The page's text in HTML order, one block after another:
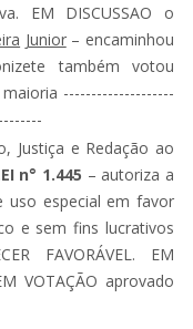
EM DISCUSSAO o
Junior– encaminhou
também votou
--------------------
Justiça e Redação ao
n° 1.445 – autoriza a
uso especial em favor
e sem fins lucrativos
FAVORÁVEL. EM
VOTAÇÃO aprovado